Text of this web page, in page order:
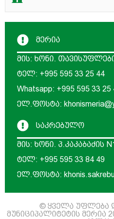
მერია
მის: ხონი.
ტელ: +995 595 33 25 44
Whatsapp: +995 595 33 25
ელ.ფოსტა:
საკრებულო
მის: ხონი. პ.კაკაბაძის
ტელ: +995 595 33 84 49
ელ.ფოსტა:
© ყველა უფლება
მუნიციპალიტეტის მერია